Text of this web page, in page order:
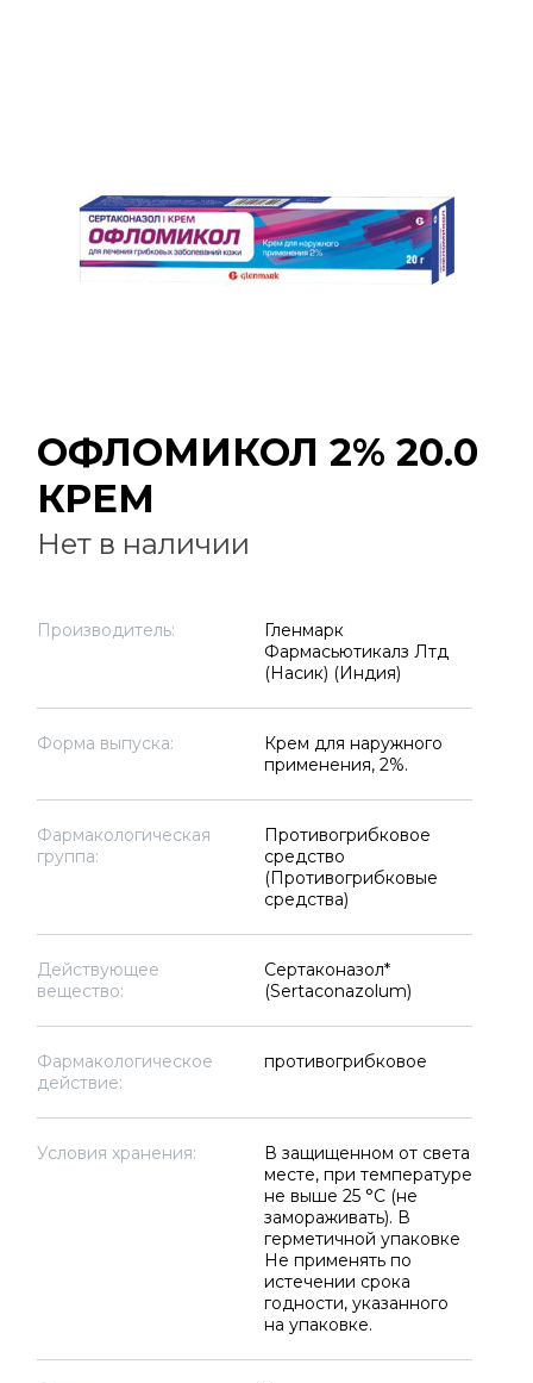
ОФЛОМИКОЛ 2% 20.0
КРЕМ
Нет в наличии
Производитель:
Гленмарк
Фармасьютикалз Лтд
(Насик) (Индия)
Форма выпуска:
Крем для наружного
применения, 2%.
Фармакологическая
группа:
Противогрибковое
средство
(Противогрибковые
средства)
Действующее
вещество:
Сертаконазол*
(Sertaconazolum)
Фармакологическое
действие:
противогрибковое
Условия хранения:
В защищенном от света
месте, при температуре
не выше 25 °C (не
замораживать). В
герметичной упаковке
Не применять по
истечении срока
годности, указанного
на упаковке.